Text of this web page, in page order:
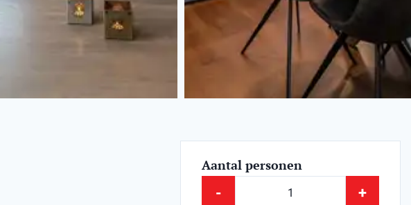
Aantal personen
- +